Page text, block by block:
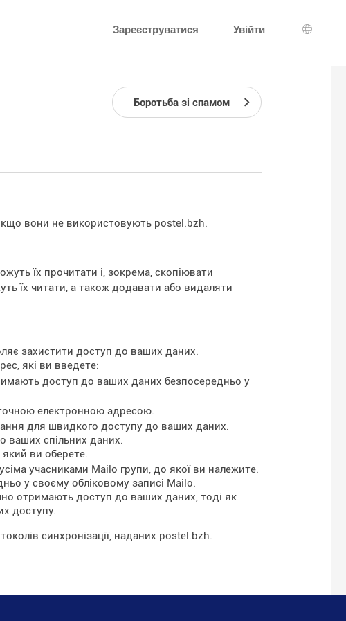
Зареєструватися Увійти
Вибір
Боротьба зі спамом
вони не використовують postel.bzh.
їх прочитати і, зокрема, скопіювати
їх читати, а також додавати або видаляти
захистити доступ до ваших даних.
які ви введете:
доступ до ваших даних безпосередньо у
електронною адресою.
для швидкого доступу до ваших даних.
ваших спільних даних.
ви оберете.
учасниками Mailo групи, до якої ви належите.
у своєму обліковому записі Mailo.
отримають доступ до ваших даних, тоді як
доступу.
синхронізації, наданих postel.bzh.